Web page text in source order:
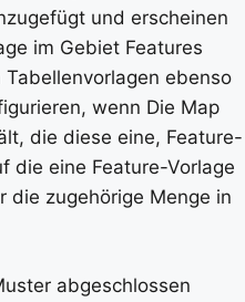
und erscheinen
im Gebiet Features
ebenso
wenn Die Map
die diese eine, Feature-
die eine Feature-Vorlage
die zugehörige Menge in
abgeschlossen